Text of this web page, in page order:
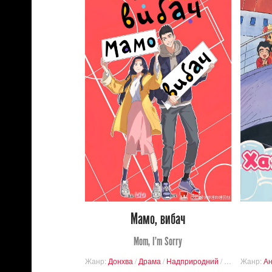
681
Переглядів
1 4
Мамо, вибач
Mom, I'm Sorry
Жанр: Донхва / Драма / Надприродний / КомедіяЖанр: